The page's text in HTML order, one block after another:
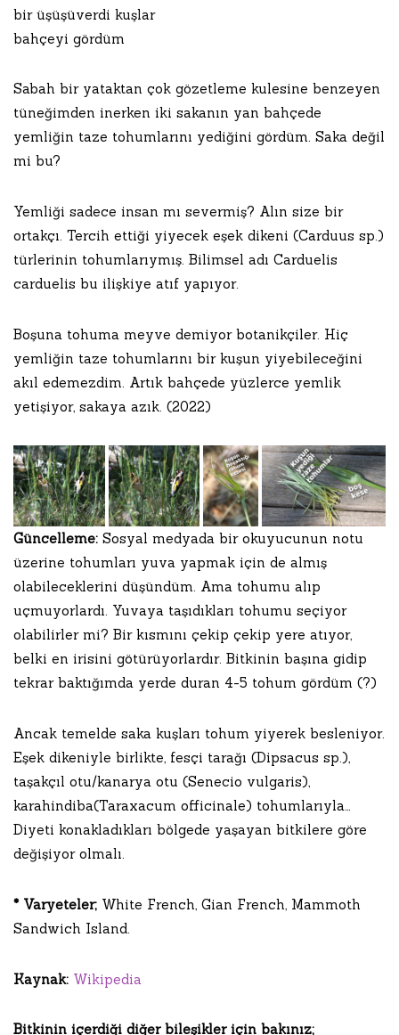
bir üşüşüverdi kuşlar
bahçeyi gördüm
Sabah bir yataktan çok gözetleme kulesine benzeyen
tüneğimden inerken iki sakanın yan bahçede
yemliğin taze tohumlarını yediğini gördüm. Saka değil
mi bu?
Yemliği sadece insan mı severmiş? Alın size bir
ortakçı. Tercih ettiği yiyecek eşek dikeni (Carduus sp.)
türlerinin tohumlarıymış. Bilimsel adı Carduelis
carduelis bu ilişkiye atıf yapıyor.
Boşuna tohuma meyve demiyor botanikçiler. Hiç
yemliğin taze tohumlarını bir kuşun yiyebileceğini
akıl edemezdim. Artık bahçede yüzlerce yemlik
yetişiyor, sakaya azık. (2022)
Güncelleme: Sosyal medyada bir okuyucunun notu
üzerine tohumları yuva yapmak için de almış
olabileceklerini düşündüm. Ama tohumu alıp
uçmuyorlardı. Yuvaya taşıdıkları tohumu seçiyor
olabilirler mi? Bir kısmını çekip çekip yere atıyor,
belki en irisini götürüyorlardır. Bitkinin başına gidip
tekrar baktığımda yerde duran 4-5 tohum gördüm (?)
Ancak temelde saka kuşları tohum yiyerek besleniyor.
Eşek dikeniyle birlikte, fesçi tarağı (Dipsacus sp.),
taşakçıl otu/kanarya otu (Senecio vulgaris),
karahindiba(Taraxacum officinale) tohumlarıyla…
Diyeti konakladıkları bölgede yaşayan bitkilere göre
değişiyor olmalı.
* Varyeteler; White French, Gian French, Mammoth
Sandwich Island.
Kaynak: Wikipedia
Bitkinin içerdiği diğer bileşikler için bakınız;